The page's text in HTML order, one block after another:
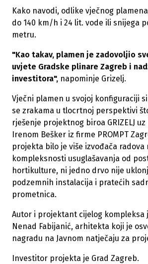
Kako navodi, odlike vječnog
do 140 km/h i 24 lit. vode ili snijega
metru.
"Kao takav, plamen je zadovoljio
uvjete Gradske plinare Zagreb i
investitora", napominje Grizelj.
Vječni plamen u svojoj konfiguraciji
se zrakama u tlocrtnoj perspektivi
rješenje projektnog biroa GRIZELJ
Irenom Bešker iz firme PROMPT
projekta bilo je više izvođača radova
kompleksnosti usuglašavanja od
hortikulture, ni jedno drvo nije
podzemnih instalacija i pratećih
prometnica.
Autor i projektant cijelog kompleksa
Nenad Fabijanić, arhitekta koji je
nagradu na Javnom natječaju za
Investitor projekta je Grad Zagreb.